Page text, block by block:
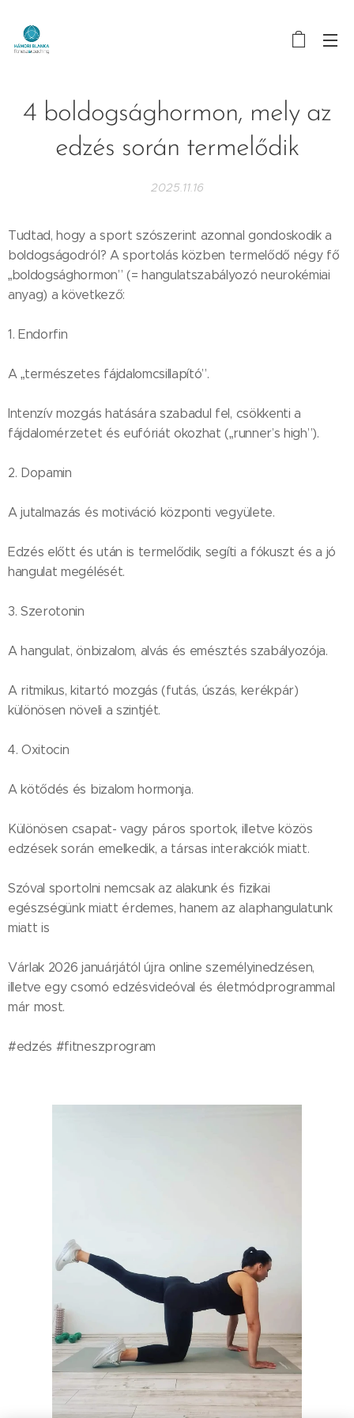
4 boldogsághormon, mely az
edzés során termelődik
2025.11.16
Tudtad, hogy a sport szószerint azonnal gondoskodik a
boldogságodról? A sportolás közben termelődő négy fő
„boldogsághormon” (= hangulatszabályozó neurokémiai
anyag) a következő:
1. Endorfin
A „természetes fájdalomcsillapító”.
Intenzív mozgás hatására szabadul fel, csökkenti a
fájdalomérzetet és eufóriát okozhat („runner’s high”).
2. Dopamin
A jutalmazás és motiváció központi vegyülete.
Edzés előtt és után is termelődik, segíti a fókuszt és a jó
hangulat megélését.
3. Szerotonin
A hangulat, önbizalom, alvás és emésztés szabályozója.
A ritmikus, kitartó mozgás (futás, úszás, kerékpár)
különösen növeli a szintjét.
4. Oxitocin
A kötődés és bizalom hormonja.
Különösen csapat- vagy páros sportok, illetve közös
edzések során emelkedik, a társas interakciók miatt.
Szóval sportolni nemcsak az alakunk és fizikai
egészségünk miatt érdemes, hanem az alaphangulatunk
miatt is 🤗
Várlak 2026 januárjától újra online személyinedzésen,
illetve egy csomó edzésvideóval és életmódprogrammal
már most.
#edzés #fitneszprogram